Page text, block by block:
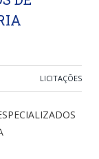
LICITAÇÕES